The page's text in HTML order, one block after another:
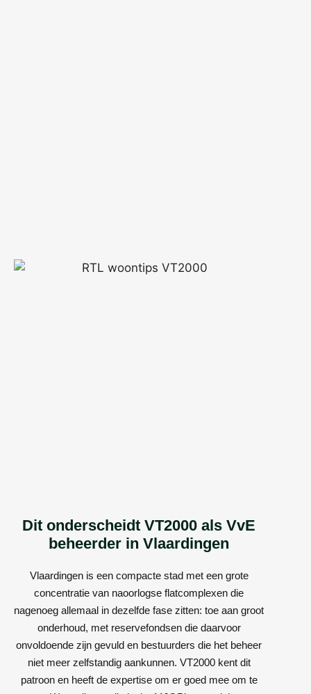
Dit onderscheidt VT2000 als VvE
beheerder in Vlaardingen
Vlaardingen is een compacte stad met een grote
concentratie van naoorlogse flatcomplexen die
nagenoeg allemaal in dezelfde fase zitten: toe aan groot
onderhoud, met reservefondsen die daarvoor
onvoldoende zijn gevuld en bestuurders die het beheer
niet meer zelfstandig aankunnen. VT2000 kent dit
patroon en heeft de expertise om er goed mee om te